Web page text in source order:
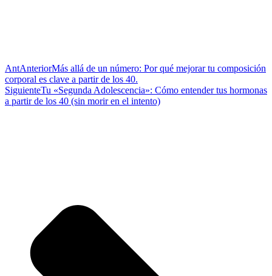
AntAnteriorMás allá de un número: Por qué mejorar tu composición
corporal es clave a partir de los 40.
SiguienteTu «Segunda Adolescencia»: Cómo entender tus hormonas
a partir de los 40 (sin morir en el intento)